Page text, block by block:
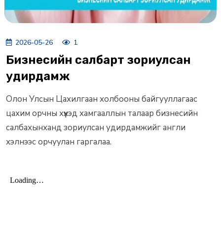
2026-05-26 1
Бизнесийн салбарт зориулсан
удирдамж
Олон Улсын Цахилгаан холбооны байгууллагаас
цахим орчны хүүхэд хамгааллын талаар бизнесийн
салбахынханд зориулсан удирдамжийг англи
хэлнээс орчуулан гаргалаа.